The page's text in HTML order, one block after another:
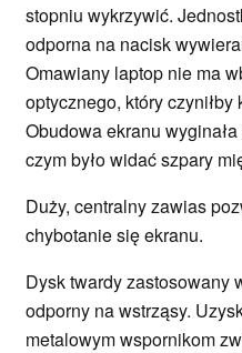
stopniu wykrzywić.
odporna na nacisk
Omawiany laptop nie ma
optycznego, który
Obudowa ekranu
czym było widać szpary
Duży, centralny zawias
chybotanie się ekranu.
Dysk twardy zastosowany
odporny na wstrząsy.
metalowym wspornikom